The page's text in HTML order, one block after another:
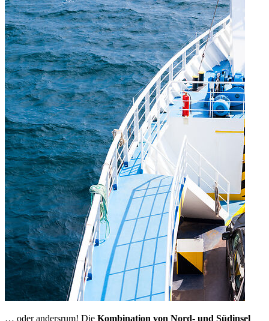
… oder andersrum! Die Kombination von Nord- und Südinsel